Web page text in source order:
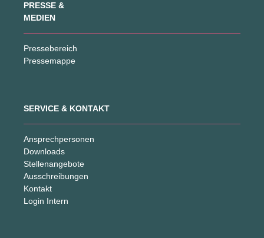
PRESSE &
MEDIEN
Pressebereich
Pressemappe
SERVICE & KONTAKT
Ansprechpersonen
Downloads
Stellenangebote
Ausschreibungen
Kontakt
Login Intern